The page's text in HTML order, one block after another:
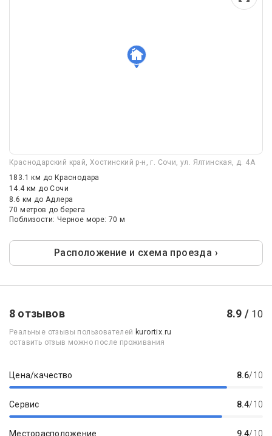
Краснодарский край, Хостинский р-н, г. Сочи, ул. Ялтинская, д. 4А
183.1 км до Краснодара
14.4 кмдо Сочи
8.6 км до Адлера
70 метров до берега
Поблизости: Черное море: 70 м
Расположение и схема проезда ›
8 отзывов 8.9 / 10
Реальные отзывы пользователей kurortix.ru
оставить отзыв можно после проживания
Цена/качество 8.6/10
Сервис 8.4/10
Месторасположение 9.4/10